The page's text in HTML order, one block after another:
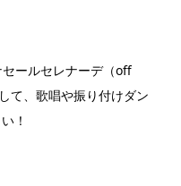
セールセレナーデ（off
て、歌唱や振り付けダン
！